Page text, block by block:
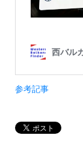
参考記事